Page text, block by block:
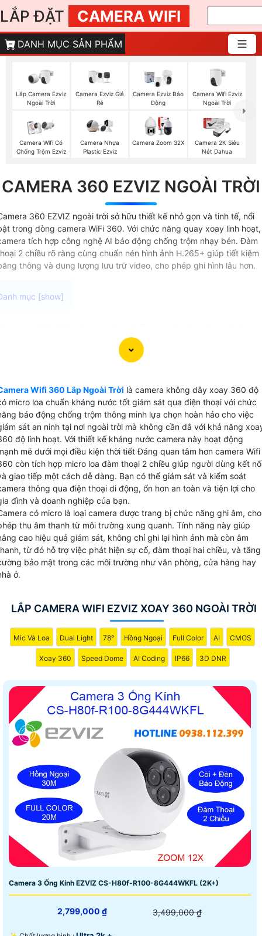
LẮP ĐẶT CAMERA WIFI
DANH MỤC SẢN PHẨM
Lắp Camera Ezviz
Ngoài Trời
Camera Ezviz Giá
Rẻ
Camera Ezviz Báo
Động
Camera Wifi Ezviz
Ngoài Trời
Camera Wifi Có
Chống Trộm Ezviz
Camera Nhựa
Plastic Ezviz
Camera Zoom 32X
Camera 2K Siêu
Nét Dahua
CAMERA 360 EZVIZ NGOÀI TRỜI
360 EZVIZ ngoài trời sở hữu thiết kế nhỏ gọn và tinh tế, nổi
trong dòng camera WiFi 360. Với chức năng quay xoay linh hoạt,
tích hợp công nghệ AI báo động chống trộm nhạy bén. Đàm
2 chiều rõ ràng cùng chuẩn nén hình ảnh H.265+ giúp tiết kiệm
thông và dung lượng lưu trữ video, cho phép ghi hình lâu hơn.
tốt chức năng quay xoay và báo động chống trộm
quả. Camera Wifi 360 Lắp Ngoài Trời phù hợp sử dụng
dùng. Với độ phân giải 2.0MP công nghệ IP, Camera
360 ngoài trời Ezviz cung cấp hình ảnh sắc nét, chi tiết
không bị mờ hay nhoè. Những trang bị mới được tích
đem lại lợi ích cho bạn quan sát và giám sát mọi hoạt
xung quanh một cách rõ ràng và chính xác.Với ưu
vượt trội về khả năng kháng nước và chức năng
Camera Wifi 360 ngoài trời Ezviz là sự lựa chọn
tiết kiệm chi phí và mang lại hiệu quả lớn cho việc
gia đình và cửa hàng của bạn.
Wifi 360 Lắp Ngoài Trời là camera không dây xoay 360 độ
micro loa chuẩn kháng nước tốt giám sát qua điện thoại với chức
báo động chống trộm thông minh lựa chọn hoàn hảo cho việc
sát an ninh tại nơi ngoài trời mà không cần dâ với khả năng
độ linh hoạt. Với thiết kế kháng nước camera này hoạt động
mẽ dưới mọi điều kiện thời tiết Đáng quan tâm hơn camera Wifi
còn tích hợp micro loa đàm thoại 2 chiều giúp người dùng kết
giao tiếp một cách dễ dàng. Bạn có thể giám sát và kiểm soát
thông qua điện thoại di động, ổn hơn an toàn và tiện lợi cho
đình và doanh nghiệp của bạn.
có micro là loại camera được trang bị chức năng ghi âm, cho
thu âm thanh từ môi trường xung quanh. Tính năng này giúp
cao hiệu quả giám sát, không chỉ ghi lại hình ảnh mà còn âm
từ đó hỗ trợ việc phát hiện sự cố, đàm thoại hai chiều, và tăng
bảo mật trong các môi trường như văn phòng, cửa hàng hay
ở.
LẮP CAMERA WIFI EZVIZ XOAY 360 NGOÀI TRỜI
Mic Và Loa Dual Light 78° Hồng Ngoại Full Color AI CMOS
Xoay 360 Speed Dome AI Coding IP66 3D DNR
Camera 3 Ống Kính EZVIZ CS-H80f-R100-8G444WKFL (2K+)
2,799,000 ₫ 3,499,000 ₫